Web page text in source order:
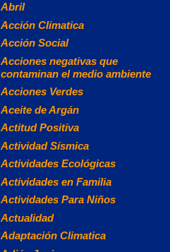
Abril
Acción Climatica
Acción Social
Acciones negativas que
contaminan el medio ambiente
Acciones Verdes
Aceite de Argán
Actitud Positiva
Actividad Sísmica
Actividades Ecológicas
Actividades en Familia
Actividades Para Niños
Actualidad
Adaptación Climatica